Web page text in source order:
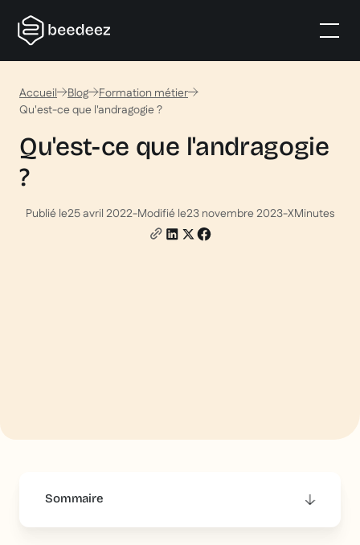
Accueil Blog
Formation métier
Qu'est-ce que l'andragogie ?
Qu'est-ce que l'andragogie
?
Publié le25 avril 2022-Modifié le23 novembre 2023-XMinutes
Sommaire